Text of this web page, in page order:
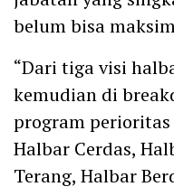
belum bisa
“Dari tiga visi
kemudian di
program
Halbar Cerdas,
Terang, Halbar